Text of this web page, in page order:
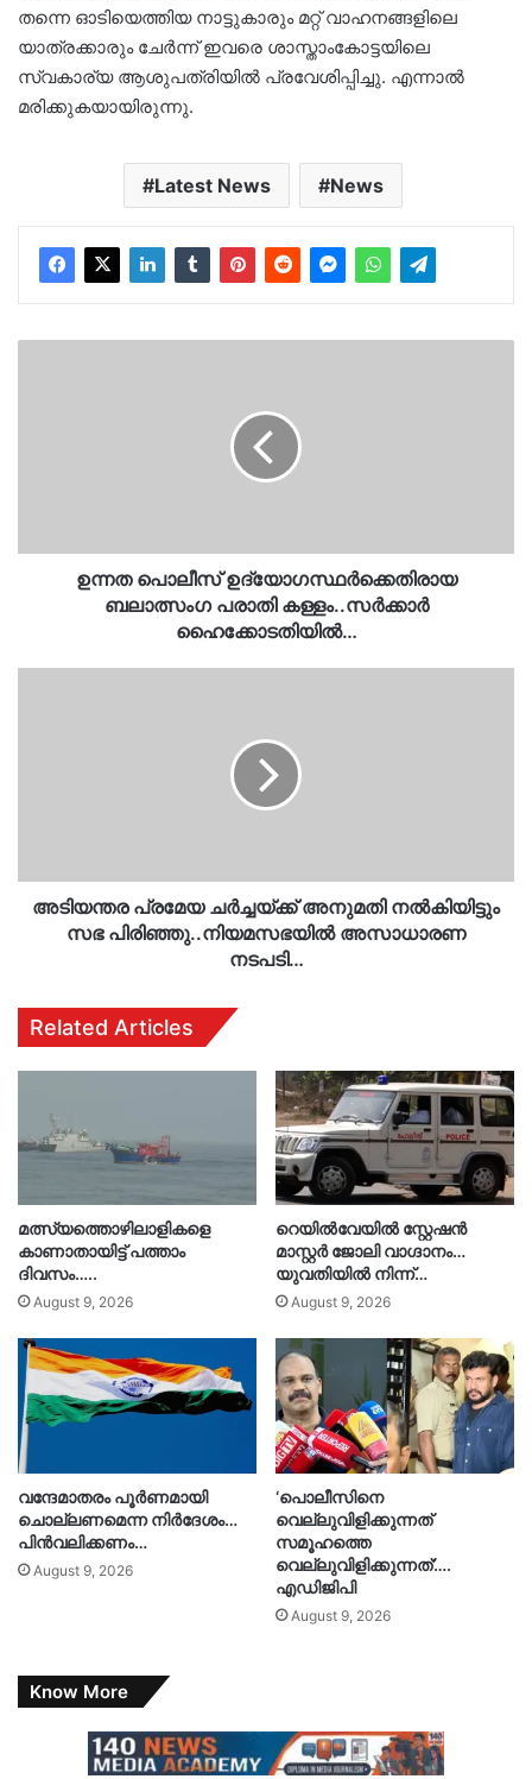
തന്നെ ഓടിയെത്തിയ നാട്ടുകാരും മറ്റ് വാഹനങ്ങളിലെ
യാത്രക്കാരും ചേർന്ന് ഇവരെ ശാസ്താംകോട്ടയിലെ
സ്വകാര്യ ആശുപത്രിയിൽ പ്രവേശിപ്പിച്ചു. എന്നാൽ
മരിക്കുകയായിരുന്നു.
Latest News News
ഉന്നത പൊലീസ് ഉദ്യോഗസ്ഥർക്കെതിരായ
ബലാത്സംഗ പരാതി കള്ളം..സർക്കാ‍ർ
ഹൈക്കോടതിയിൽ…
നടപടി…
അടിയന്തര പ്രമേയ ചര്‍ച്ചയ്ക്ക് അനുമതി നല്‍കിയിട്ടും
സഭ പിരിഞ്ഞു..നിയമസഭയില്‍ അസാധാരണ
നടപടി…
Related Articles
മത്സ്യത്തൊഴിലാളികളെ
കാണാതായിട്ട് പത്താം
ദിവസം…..
August 9, 2026
റെയിൽവേയിൽ സ്റ്റേഷൻ
മാസ്റ്റർ ജോലി വാഗ്ദാനം…
യുവതിയിൽ നിന്ന്…
August 9, 2026
വന്ദേമാതരം പൂർണമായി
ചൊല്ലണമെന്ന നിർദേശം…
പിൻവലിക്കണം…
August 9, 2026
‘പൊലീസിനെ
വെല്ലുവിളിക്കുന്നത്
സമൂഹത്തെ
വെല്ലുവിളിക്കുന്നത്’….
എഡിജിപി
August 9, 2026
Know More